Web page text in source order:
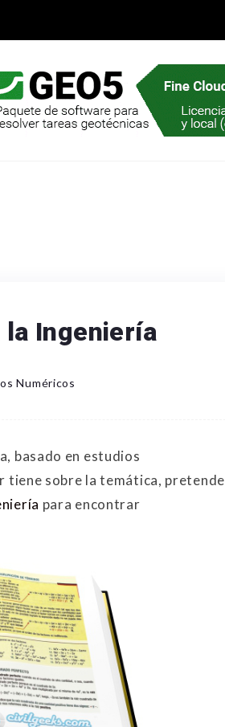
Ingeniería
Numéricos
basado en estudios
tiene sobre la temática, pretende
para encontrar